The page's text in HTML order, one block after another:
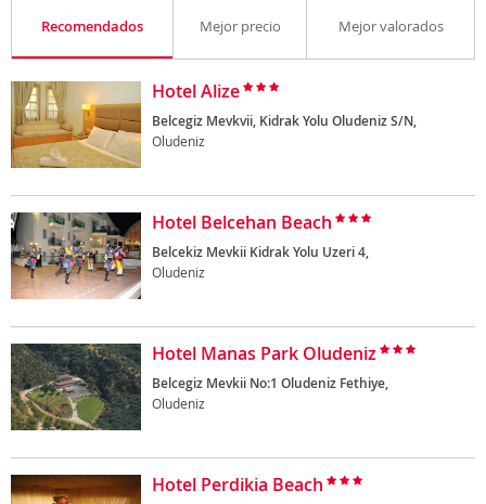
Recomendados Mejor precio Mejor valorados
Hotel Alize
Belcegiz Mevkvii, Kidrak Yolu Oludeniz S/N,
Oludeniz
Hotel Belcehan Beach
Belcekiz Mevkii Kidrak Yolu Uzeri 4,
Oludeniz
Hotel Manas Park Oludeniz
Belcegiz Mevkii No:1 Oludeniz Fethiye,
Oludeniz
Hotel Perdikia Beach